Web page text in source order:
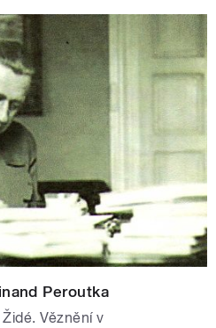
Peroutka
Věznění v